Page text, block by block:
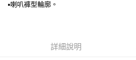
▪️喇叭褲型輪廓。
詳細說明